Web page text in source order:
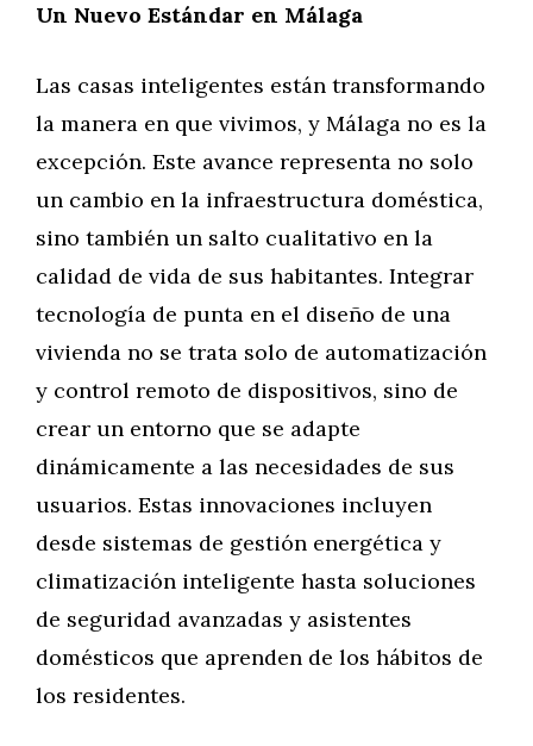
Un Nuevo Estándar en Málaga
Las casas inteligentes están transformando
la manera en que vivimos, y Málaga no es la
excepción. Este avance representa no solo
un cambio en la infraestructura doméstica,
sino también un salto cualitativo en la
calidad de vida de sus habitantes. Integrar
tecnología de punta en el diseño de una
vivienda no se trata solo de automatización
y control remoto de dispositivos, sino de
crear un entorno que se adapte
dinámicamente a las necesidades de sus
usuarios. Estas innovaciones incluyen
desde sistemas de gestión energética y
climatización inteligente hasta soluciones
de seguridad avanzadas y asistentes
domésticos que aprenden de los hábitos de
los residentes.